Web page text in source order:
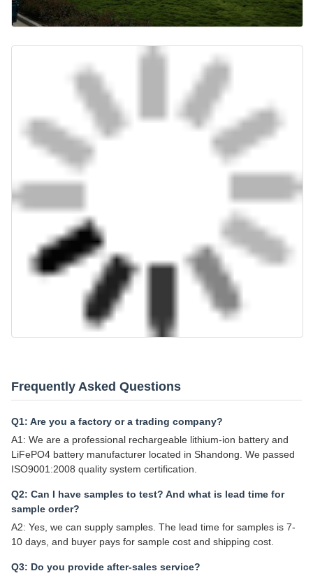
Frequently Asked Questions
Q1: Are you a factory or a trading company?
A1: We are a professional rechargeable lithium-ion battery and
LiFePO4 battery manufacturer located in Shandong. We passed
ISO9001:2008 quality system certification.
Q2: Can I have samples to test? And what is lead time for
sample order?
A2: Yes, we can supply samples. The lead time for samples is 7-
10 days, and buyer pays for sample cost and shipping cost.
Q3: Do you provide after-sales service?